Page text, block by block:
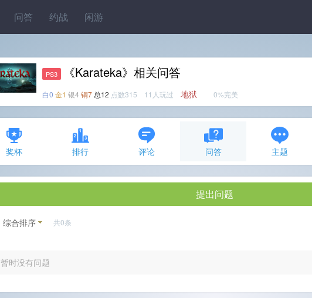
问答 约战 闲游
PS3 《Karateka》相关问答
白0 金1 银4 铜7 总12 点数315 11人玩过 地狱 0%完美
奖杯 排行 评论 问答 主题
提出问题
综合排序 共0条
暂时没有问题